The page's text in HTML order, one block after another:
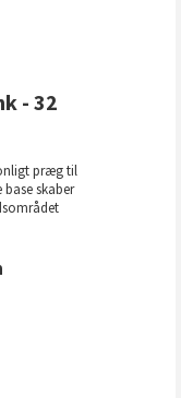
- 32
præg til
skaber